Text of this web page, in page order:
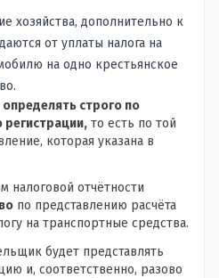
хозяйства, дополнительно к
от уплаты налога на
на одно крестьянское
строго по
регистрации, то есть по той
которая указана в
налоговой отчётности
по представлению расчёта
на транспортные средства.
будет представлять
и, соответственно, разово